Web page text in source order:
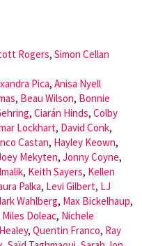
Rogers, Simon Cellan
Pica, Anisa Nyell
, Beau Wilson, Bonnie
, Ciarán Hinds, Colby
Lockhart, David Conk,
Castan, Hayley Keown,
Mekyten, Jonny Coyne,
, Keith Sayers, Kellen
Palka, Levi Gilbert, LJ
Wahlberg, Max Bickelhaup,
Miles Doleac, Nichele
, Quentin Franco, Ray